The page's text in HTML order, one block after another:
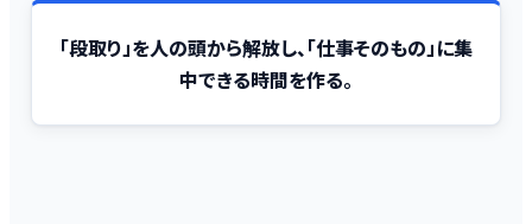
「段取り」を人の頭から解放し、「仕事そのもの」に集
中できる時間を作る。